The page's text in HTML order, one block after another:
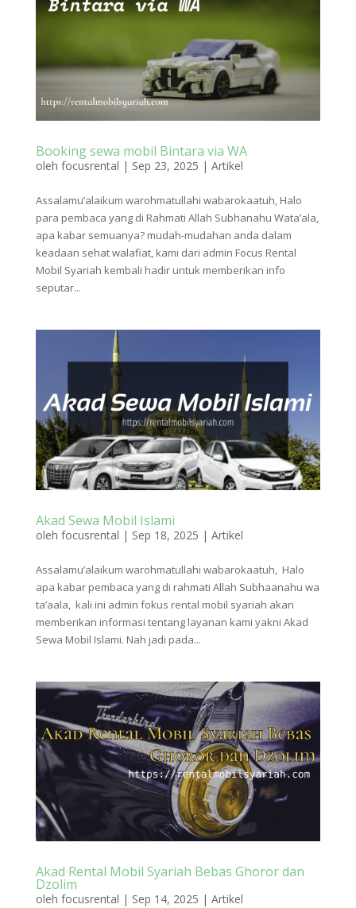
Booking sewa mobil Bintara via WA
oleh focusrental | Sep 23, 2025 | Artikel
Assalamu’alaikum warohmatullahi wabarokaatuh, Halo
para pembaca yang di Rahmati Allah Subhanahu Wata’ala,
apa kabar semuanya? mudah-mudahan anda dalam
keadaan sehat walafiat, kami dari admin Focus Rental
Mobil Syariah kembali hadir untuk memberikan info
seputar...
Akad Sewa Mobil Islami
oleh focusrental | Sep 18, 2025 | Artikel
Assalamu’alaikum warohmatullahi wabarokaatuh, Halo
apa kabar pembaca yang di rahmati Allah Subhaanahu wa
ta’aala, kali ini admin fokus rental mobil syariah akan
memberikan informasi tentang layanan kami yakni Akad
Sewa Mobil Islami. Nah jadi pada...
Akad Rental Mobil Syariah Bebas Ghoror dan
Dzolim
oleh focusrental | Sep 14, 2025 | Artikel